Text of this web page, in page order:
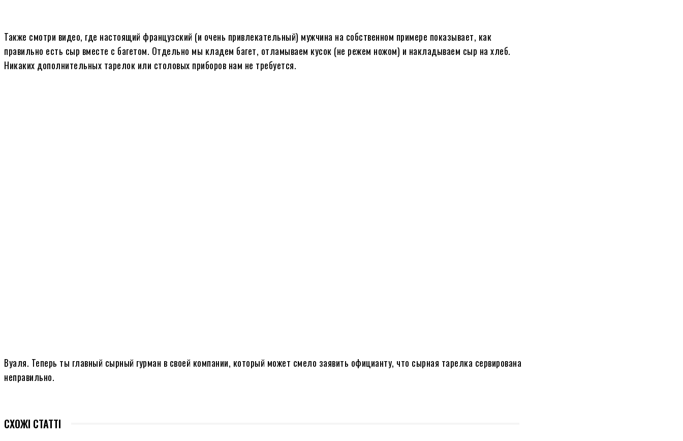
Также смотри видео, где настоящий французский (и очень привлекательный) мужчина на собственном примере показывает, как
правильно есть сыр вместе с багетом. Отдельно мы кладем багет, отламываем кусок (не режем ножом) и накладываем сыр на хлеб.
Никаких дополнительных тарелок или столовых приборов нам не требуется.
Вуаля. Теперь ты главный сырный гурман в своей компании, который может смело заявить официанту, что сырная тарелка сервирована
неправильно.
СХОЖІ СТАТТІ